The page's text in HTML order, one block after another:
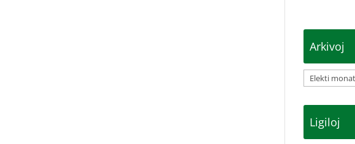
Arkivoj
Arkivoj
Ligiloj